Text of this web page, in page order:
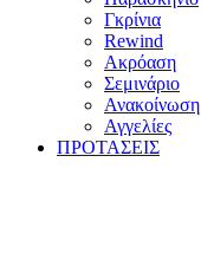
Γκρίνια
Rewind
Ακρόαση
Σεμινάριο
Ανακοίνωση
Αγγελίες
ΠΡΟΤΑΣΕΙΣ